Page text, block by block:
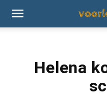
Helena